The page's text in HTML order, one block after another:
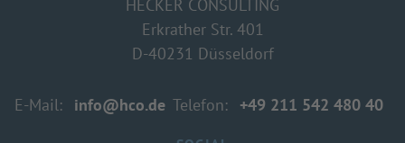
HECKER CONSULTING
Erkrather Str. 401
D-40231 Düsseldorf
E-Mail: info@hco.de Telefon: +49 211 542 480 40